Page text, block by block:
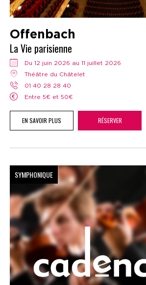
Offenbach
La Vie parisienne
Du 12 juin 2026 au 11 juillet 2026
Théâtre du Châtelet
01 40 28 28 40
Entre 5€ et 50€
EN SAVOIR PLUS RÉSERVER
SYMPHONIQUE